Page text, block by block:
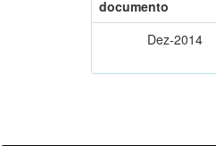
documento
Dez-2014